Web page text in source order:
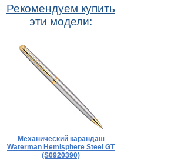
Рекомендуем купить
эти модели:
Механический карандаш
Waterman Hemisphere Steel GT
(S0920390)